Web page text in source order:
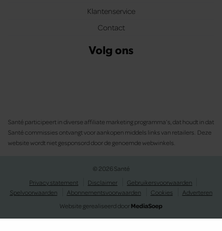
Klantenservice
Contact
Volg ons
Santé participeert in diverse affiliate marketing programma’s, dat houdt in dat
Santé commissies ontvangt voor aankopen middels links van retailers. Deze
website wordt niet gesponsord door de genoemde webwinkels.
© 2026 Santé
Privacy statement
Disclaimer
Gebruikersvoorwaarden
Spelvoorwaarden
Abonnementsvoorwaarden Cookies
Adverteren
Website gerealiseerd doorMediaSoep